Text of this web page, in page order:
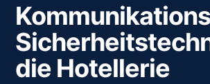
die Hotellerie